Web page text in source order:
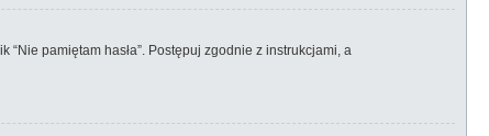
pamiętam hasła”. Postępuj zgodnie z instrukcjami, a